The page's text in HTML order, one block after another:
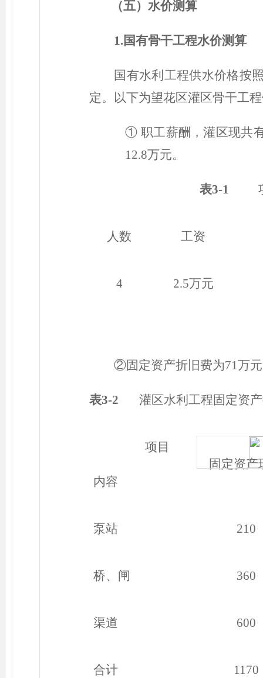
（五）水价测算
1.国有骨干工程水价测算
国有水利工程供水价格按
定。以下为望花区灌区骨干工
① 职工薪酬，灌区现共
12.8万元。
表3-1 项
人数 工资
4 2.5万元
②固定资产折旧费为71万元
表3-2 灌区水利工程固定资
项目
内容
固定资产
泵站 210
桥、闸 360
渠道 600
合计 1170